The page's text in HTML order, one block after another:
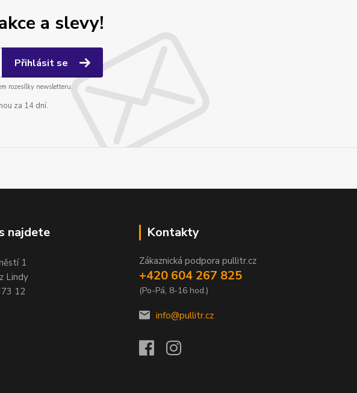
a slevy!
Přihlásit se
rozesílky newsletteru.
za 14 dní.
najdete
1
Lindy
12
Kontakty
Zákaznická podpora pullitr.cz
+420 604 267 825
(Po-Pá, 8-16 hod.)
info@pullitr.cz